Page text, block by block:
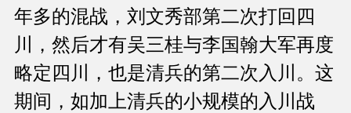
年多的混战，刘文秀部第二次打回四
川，然后才有吴三桂与李国翰大军再度
略定四川，也是清兵的第二次入川。这
期间，如加上清兵的小规模的入川战